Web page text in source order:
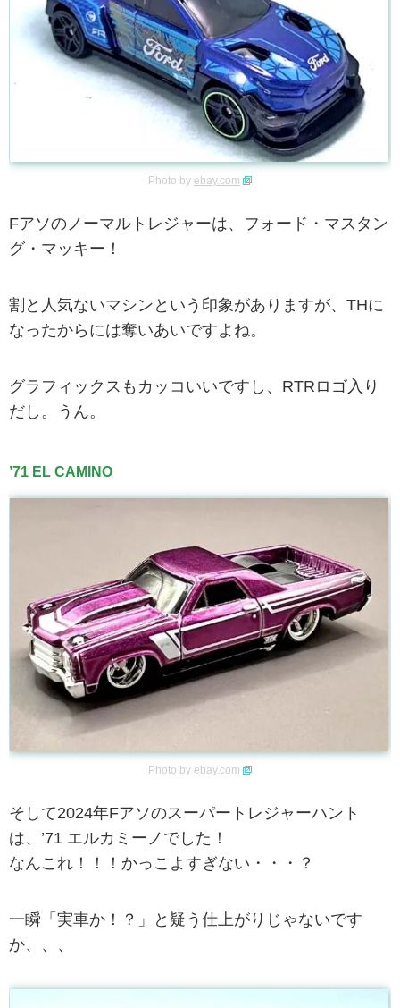
Photo by ebay.com
Fアソのノーマルトレジャーは、フォード・マスタン
グ・マッキー！
割と人気ないマシンという印象がありますが、THに
なったからには奪いあいですよね。
グラフィックスもカッコいいですし、RTRロゴ入り
だし。うん。
’71 EL CAMINO
Photo by ebay.com
そして2024年Fアソのスーパートレジャーハント
は、’71 エルカミーノでした！
なんこれ！！！かっこよすぎない・・・？
一瞬「実車か！？」と疑う仕上がりじゃないです
か、、、